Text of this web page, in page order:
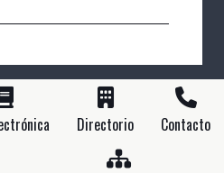
Directorio
Contacto